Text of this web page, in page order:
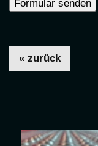
« zurück